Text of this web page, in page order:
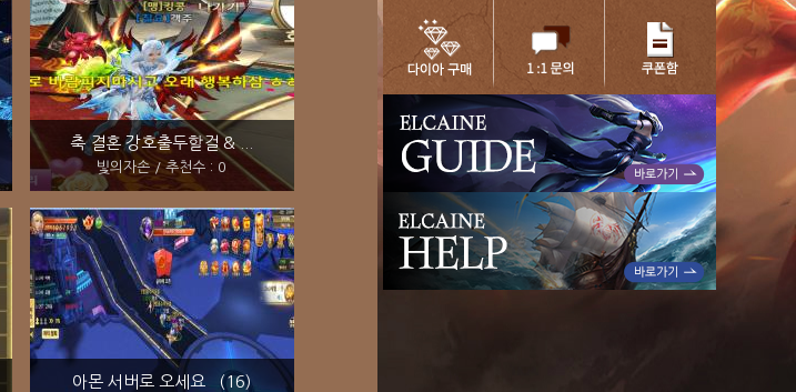
축 결혼 강호출두할걸 & ...
빛의자손 / 추천수 : 0
아몬 서버로 오세요 (16)